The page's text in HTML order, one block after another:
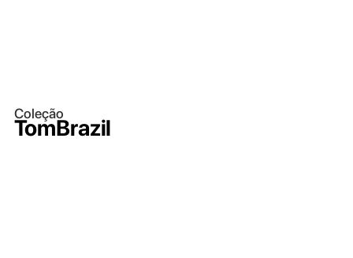
Coleção
TomBrazil